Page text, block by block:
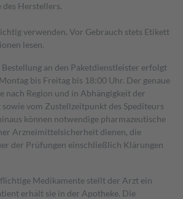
Herstellers.
verwenden. Vor Gebrauch stets Etikett
lesen.
an den Paketdienstleister erfolgt
bis Freitag bis 18:00 Uhr. Der genaue
nach Region und in Abhängigkeit der
vom Zustellzeitpunkt des Spediteurs
können notwendige pharmazeutische
Arzneimittelsicherheit dienen, die
der Prüfungen einschließlich Klärungen
Medikamente stellt der Arzt ein
erhält sie in der Apotheke. Die